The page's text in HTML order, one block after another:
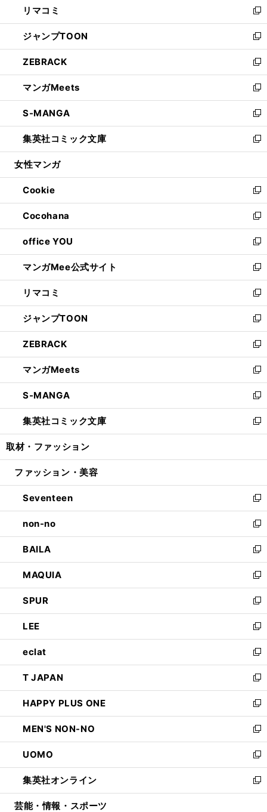
で
開
く
ド
ウ
で
開
く
ィ
ン
ド
ウ
で
開
く
い
ウ
ィ
ン
ド
ウ
で
開
く
リマコミ
新
し
い
ウ
ィ
ン
ド
ウ
で
開
く
ジャンプTOON
新
し
い
ウ
ィ
ン
ド
ウ
で
開
ZEBRACK
新
し
い
ウ
ィ
ン
ド
ウ
開
く
マンガMeets
新
し
い
ウ
ィ
ン
ウ
で
開
く
S-MANGA
新
し
い
ウ
ン
ド
ウ
で
開
く
集英社コミック文庫
新
し
ウ
ィ
ン
ド
ウ
で
開
く
女性マンガ
Cookie
新
し
い
ウ
ィ
ン
ド
ウ
で
開
く
Cocohana
新
し
い
ウ
ィ
ン
ド
ウ
で
開
く
office YOU
新
し
い
ウ
ィ
ン
ド
ウ
で
開
く
マンガMee公式サイト
新
し
い
ウ
ィ
ン
ド
ウ
で
開
く
リマコミ
新
し
い
ウ
ィ
ン
ド
ウ
で
開
く
ジャンプTOON
新
し
い
ウ
ィ
ン
ド
ウ
で
開
ZEBRACK
新
し
い
ウ
ィ
ン
ド
ウ
開
マンガMeets
新
し
い
ウ
ィ
ン
ウ
開
く
S-MANGA
新
し
い
ウ
ン
ウ
で
開
く
集英社コミック文庫
新
し
ウ
ン
ド
ウ
で
開
く
取材・ファッション
ファッション・美容
Seventeen
新
し
い
ウ
ィ
ン
ド
ウ
で
開
く
non-no
新
し
い
ウ
ィ
ン
ド
ウ
で
開
く
BAILA
新
し
い
ウ
ィ
ン
ド
ウ
で
開
く
MAQUIA
新
し
い
ウ
ィ
ン
ド
ウ
で
開
く
SPUR
新
し
い
ウ
ィ
ン
ド
ウ
で
開
く
LEE
新
し
い
ウ
ィ
ン
ド
ウ
で
開
く
eclat
新
し
い
ウ
ィ
ン
ド
ウ
で
開
く
T JAPAN
新
し
い
ウ
ィ
ン
ド
ウ
で
開
HAPPY PLUS ONE
新
し
い
ウ
ィ
ン
ド
ウ
MEN'S NON-NO
新
し
い
ウ
ィ
ン
UOMO
新
し
い
ウ
集英社オンライン
新
し
芸能・情報・スポーツ